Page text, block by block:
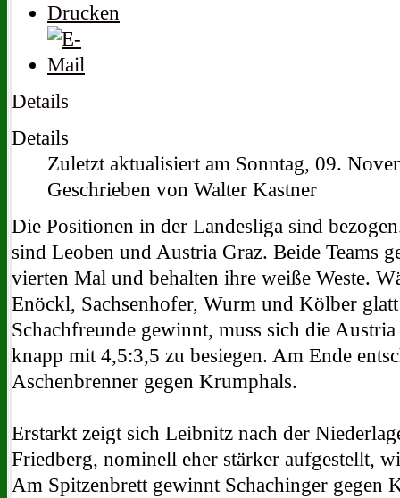
Details
Details
Zuletzt aktualisiert am Sonntag, 09.
Geschrieben von Walter Kastner
Die Positionen in der Landesliga sind
sind Leoben und Austria Graz. Beide Teams
vierten Mal und behalten ihre weiße Weste.
Enöckl, Sachsenhofer, Wurm und Kölber
Schachfreunde gewinnt, muss sich die
knapp mit 4,5:3,5 zu besiegen. Am Ende
Aschenbrenner gegen Krumphals.
Erstarkt zeigt sich Leibnitz nach der
Friedberg, nominell eher stärker aufgestellt,
Am Spitzenbrett gewinnt Schachinger gegen